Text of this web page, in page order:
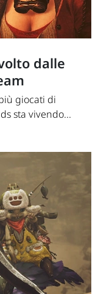
dalle
giocati di
sta vivendo...